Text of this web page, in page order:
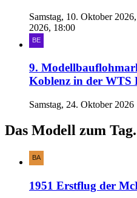
Samstag, 10. Oktober
2026, 18:00
9.
Koblenz in der WTS
Samstag, 24. Oktober 2026
Das Modell zum
1951 Erstflug der